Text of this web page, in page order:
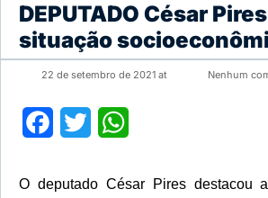
DEPUTADO César
situação
22 de setembro de 2021 at Nenhum
Facebook
Twitter
O deputado César Pires destacou